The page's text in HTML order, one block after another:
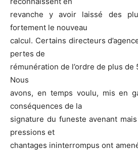
revanche y avoir laissé des
fortement le nouveau
calcul. Certains directeurs
pertes de
rémunération de l’ordre de plus de
Nous
avons, en temps voulu, mis en
conséquences de la
signature du funeste avenant
pressions et
chantages ininterrompus ont